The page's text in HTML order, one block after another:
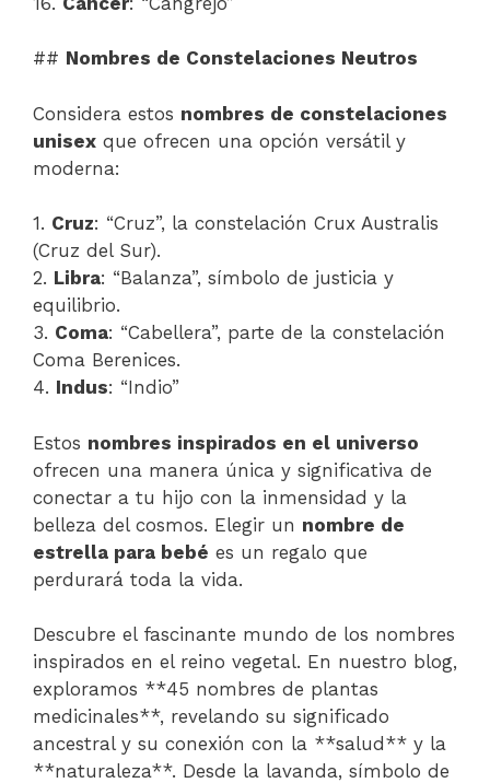
## Nombres de Constelaciones Neutros
Considera estos nombres de constelaciones
unisex que ofrecen una opción versátil y
moderna:
1. Cruz: “Cruz”, la constelación Crux Australis
(Cruz del Sur).
2. Libra: “Balanza”, símbolo de justicia y
equilibrio.
3. Coma: “Cabellera”, parte de la constelación
Coma Berenices.
4. Indus: “Indio”
Estos nombres inspirados en el universo
ofrecen una manera única y significativa de
conectar a tu hijo con la inmensidad y la
belleza del cosmos. Elegir un nombre de
estrella para bebé es un regalo que
perdurará toda la vida.
Descubre el fascinante mundo de los nombres
inspirados en el reino vegetal. En nuestro blog,
exploramos **45 nombres de plantas
medicinales**, revelando su significado
ancestral y su conexión con la **salud** y la
**naturaleza**. Desde la lavanda, símbolo de